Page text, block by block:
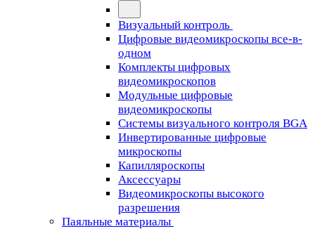
Визуальный контроль
Цифровые видеомикроскопы все-в-
одном
Комплекты цифровых
видеомикроскопов
Модульные цифровые
видеомикроскопы
Cистемы визуального контроля BGA
Инвертированные цифровые
микроскопы
Капилляроскопы
Аксессуары
Видеомикроскопы высокого
разрешения
Паяльные материалы